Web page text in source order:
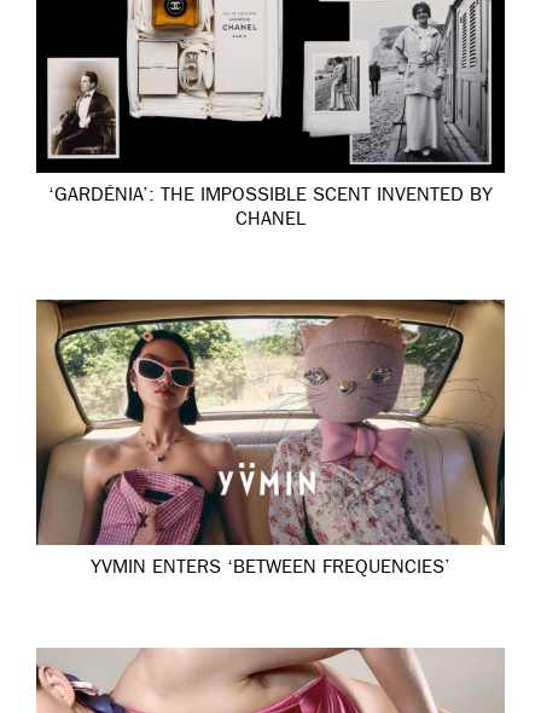
‘GARDÉNIA’: THE IMPOSSIBLE SCENT INVENTED BY
CHANEL
YVMIN ENTERS ‘BETWEEN FREQUENCIES’